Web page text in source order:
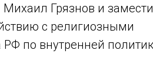
Грязнов и
с религиозными
по внутренней